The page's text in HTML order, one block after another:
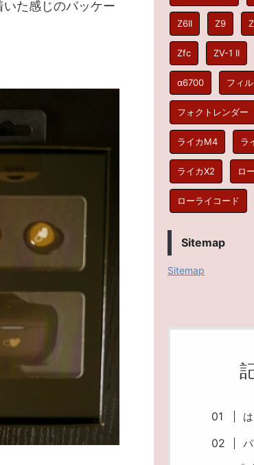
た感じのパッケー
Z6II Z9
Zfc ZV-1 II
α6700 フィ
フォクトレンダー
ライカM4 ラ
ライカX2 ロ
ローライコード
Sitemap
Sitemap